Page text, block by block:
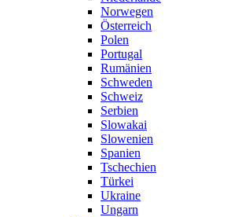
Norwegen
Österreich
Polen
Portugal
Rumänien
Schweden
Schweiz
Serbien
Slowakai
Slowenien
Spanien
Tschechien
Türkei
Ukraine
Ungarn